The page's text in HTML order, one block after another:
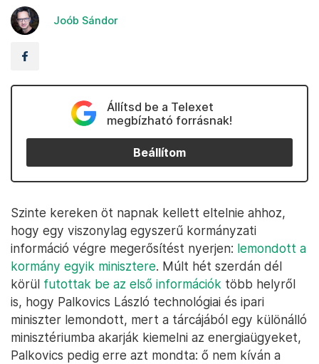
Joób Sándor
Állítsd be a Telexet
megbízható forrásnak!
Beállítom
Szinte kereken öt napnak kellett eltelnie ahhoz,
hogy egy viszonylag egyszerű kormányzati
információ végre megerősítést nyerjen: lemondott a
kormány egyik minisztere. Múlt hét szerdán dél
körül futottak be az első információk több helyről
is, hogy Palkovics László technológiai és ipari
miniszter lemondott, mert a tárcájából egy különálló
minisztériumba akarják kiemelni az energiaügyeket,
Palkovics pedig erre azt mondta: ő nem kíván a